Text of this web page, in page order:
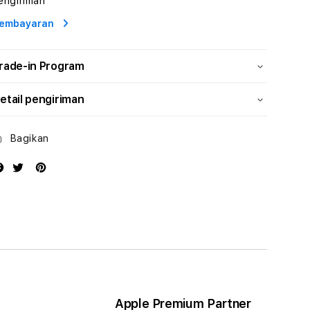
Energi
in Program
pengiriman
Bagikan
Apple Premium Partner